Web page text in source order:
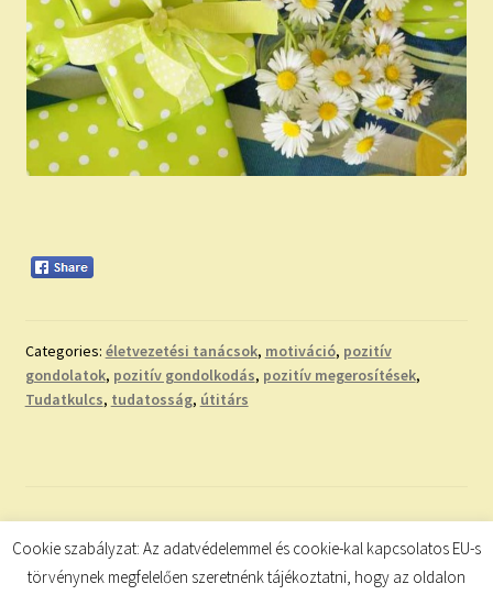
Categories: életvezetési tanácsok, motiváció, pozitív
gondolatok, pozitív gondolkodás, pozitív megerosítések,
Tudatkulcs, tudatosság, útitárs
Bejegyzések
Előző 1 … 62 63
Cookie szabályzat: Az adatvédelemmel és cookie-kal kapcsolatos EU-s
törvénynek megfelelően szeretnénk tájékoztatni, hogy az oldalon